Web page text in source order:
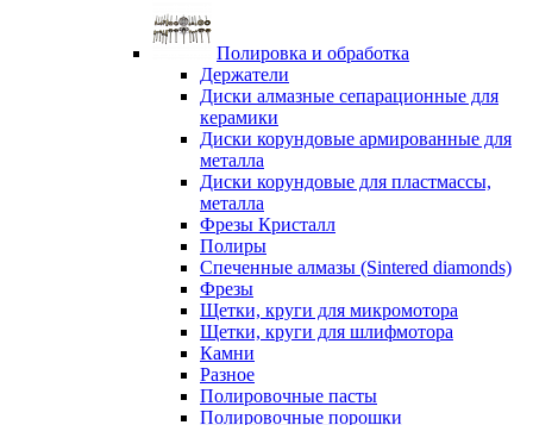
Полировка и обработка
Держатели
Диски алмазные сепарационные для
керамики
Диски корундовые армированные для
металла
Диски корундовые для пластмассы,
металла
Фрезы Кристалл
Полиры
Спеченные алмазы (Sintered diamonds)
Фрезы
Щетки, круги для микромотора
Щетки, круги для шлифмотора
Камни
Разное
Полировочные пасты
Полировочные порошки